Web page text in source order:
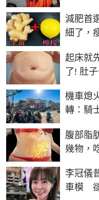
減肥首
細了，
PR
起床就
了! 肚
PR
機車熄
轉：騎
腹部脂
幾物，
PR
李冠儀
車模